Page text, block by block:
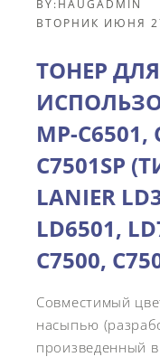
BY:HAUGADMIN
ВТОРНИК ИЮНЯ
ТОНЕР ДЛЯ
MP-C6501,
C7501SP
LANIER
LD6501,
C7500,
Совместимый
насыпью
произведенный